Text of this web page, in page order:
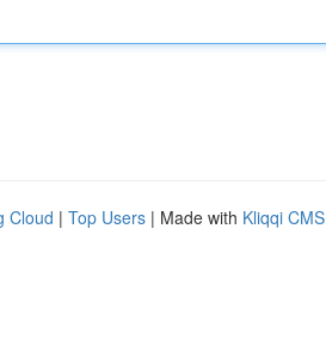
Cloud | Top Users | Made with Kliqqi CMS